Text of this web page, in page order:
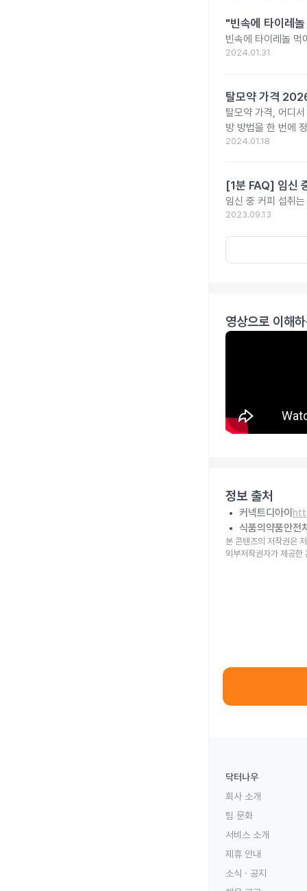
"빈속에 타이레
빈속에 타이레놀 먹
2024.01.31
탈모약 가격
탈모약 가격, 어디
방 방법을 한 번에
2024.01.18
[1분 FAQ] 임신
임신 중 커피 섭취
2023.09.13
영상으로 이해
정보 출처
커넥트디아이
식품의약품안전
본 콘텐츠의 저작권은
외부저작권자가 제공한
닥터나우
회사 소개
팀 문화
서비스 소개
제휴 안내
소식 · 공지